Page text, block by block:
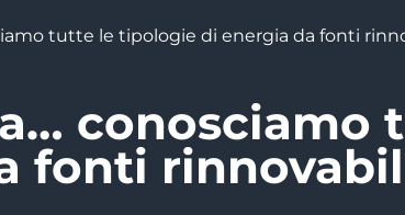
tutte le tipologie di energia da fonti
fonti